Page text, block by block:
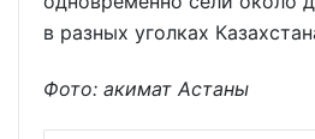
в разных уголках
Фото: акимат Астаны